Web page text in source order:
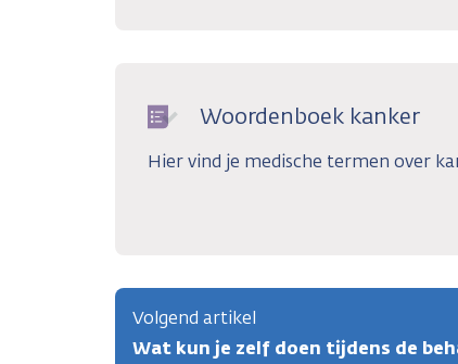
Woordenboek kanker
Hier vind je medische termen over
Volgend artikel
Wat kun je zelf doen tijdens de